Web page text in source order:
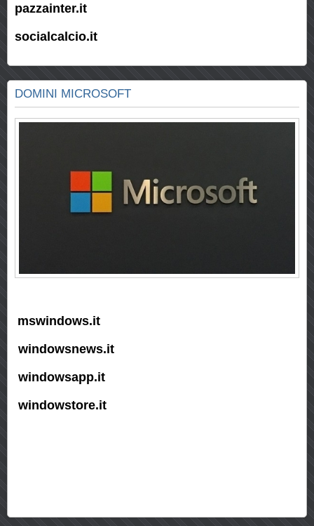
pazzainter.it
socialcalcio.it
DOMINI MICROSOFT
mswindows.it
windowsnews.it
windowsapp.it
windowstore.it